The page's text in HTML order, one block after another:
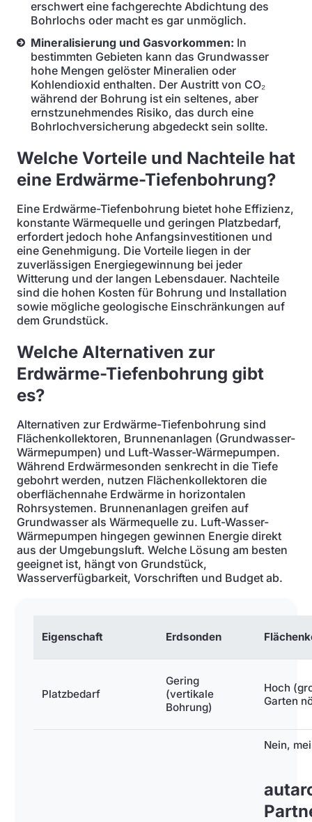
erschwert eine fachgerechte Abdichtung des
Bohrlochs oder macht es gar unmöglich.
Mineralisierung und Gasvorkommen: In
bestimmten Gebieten kann das Grundwasser
hohe Mengen gelöster Mineralien oder
Kohlendioxid enthalten. Der Austritt von CO₂
während der Bohrung ist ein seltenes, aber
ernstzunehmendes Risiko, das durch eine
Bohrlochversicherung abgedeckt sein sollte.
Welche Vorteile und Nachteile hat
eine Erdwärme-Tiefenbohrung?
Eine Erdwärme-Tiefenbohrung bietet hohe Effizienz,
konstante Wärmequelle und geringen Platzbedarf,
erfordert jedoch hohe Anfangsinvestitionen und
eine Genehmigung. Die Vorteile liegen in der
zuverlässigen Energiegewinnung bei jeder
Witterung und der langen Lebensdauer. Nachteile
sind die hohen Kosten für Bohrung und Installation
sowie mögliche geologische Einschränkungen auf
dem Grundstück.
Welche Alternativen zur
Erdwärme-Tiefenbohrung gibt
es?
Alternativen zur Erdwärme-Tiefenbohrung sind
Flächenkollektoren, Brunnenanlagen (Grundwasser-
Wärmepumpen) und Luft-Wasser-Wärmepumpen.
Während Erdwärmesonden senkrecht in die Tiefe
gebohrt werden, nutzen Flächenkollektoren die
oberflächennahe Erdwärme in horizontalen
Rohrsystemen. Brunnenanlagen greifen auf
Grundwasser als Wärmequelle zu. Luft-Wasser-
Wärmepumpen hingegen gewinnen Energie direkt
aus der Umgebungsluft. Welche Lösung am besten
geeignet ist, hängt von Grundstück,
Wasserverfügbarkeit, Vorschriften und Budget ab.
Eigenschaft Erdsonden
Platzbedarf
Gering
(vertikale
Bohrung)
Hoch
Garten
Nein,